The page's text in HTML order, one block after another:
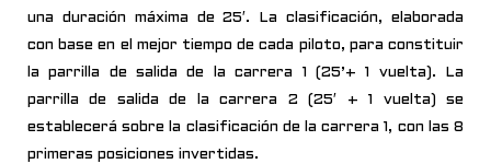
una duración máxima de 25′. La clasificación, elaborada
con base en el mejor tiempo de cada piloto, para constituir
la parrilla de salida de la carrera 1 (25’+ 1 vuelta). La
parrilla de salida de la carrera 2 (25′ + 1 vuelta) se
establecerá sobre la clasificación de la carrera 1, con las 8
primeras posiciones invertidas.